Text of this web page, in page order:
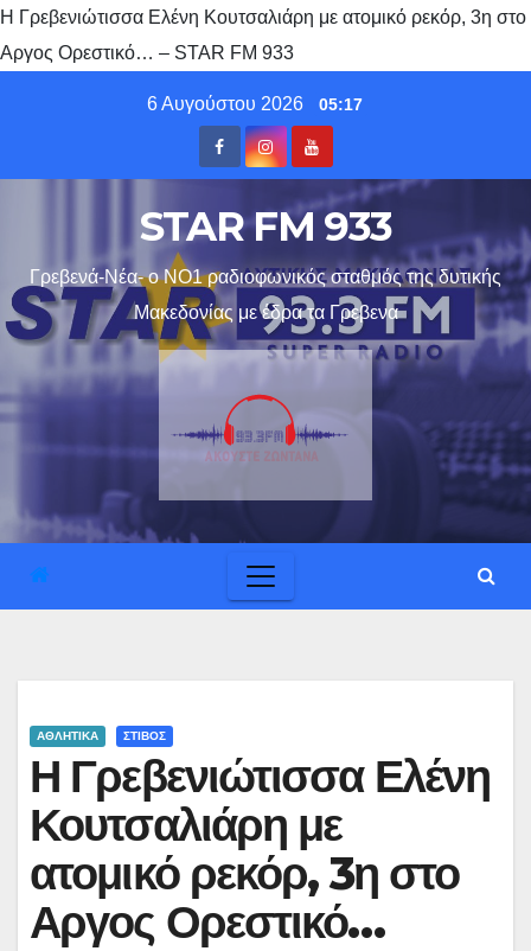
Η Γρεβενιώτισσα Ελένη Κουτσαλιάρη με ατομικό ρεκόρ, 3η στο
Αργος Ορεστικό… – STAR FM 933
6 Αυγούστου 2026 05:17
STAR FM 933
Γρεβενά-Νέα- ο ΝΟ1 ραδιοφωνικός σταθμός της δυτικής
Μακεδονίας με έδρα τα Γρεβενα
ΑΘΛΗΤΙΚΑ ΣΤΙΒΟΣ
Η Γρεβενιώτισσα Ελένη
Κουτσαλιάρη με
ατομικό ρεκόρ, 3η στο
Αργος Ορεστικό…